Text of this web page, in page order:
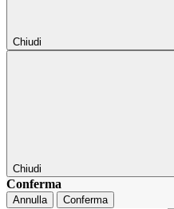
Chiudi
Chiudi
Conferma
Annulla Conferma